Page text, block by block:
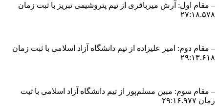
– مقام اول: آرش میرباقری از تیم پتروشیمی تبریز با ثبت زمان
۲۷:۱۸.۵۷۸
– مقام دوم: امیر علیزاده از تیم دانشگاه آزاد اسلامی با ثبت زمان
۲۹:۱۳.۶۱۸
– مقام سوم: مبین مسلم‌پور از تیم دانشگاه آزاد اسلامی با ثبت
زمان ۲۹:۱۶.۹۷۷